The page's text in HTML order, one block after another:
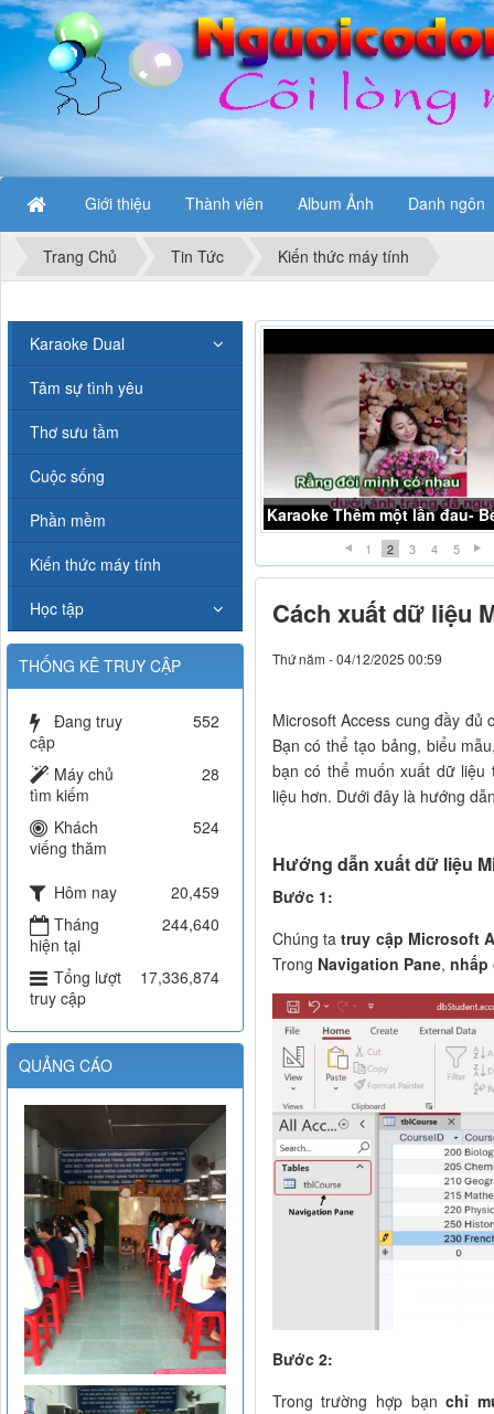
Giới thiệu Thành viên Album Ảnh Danh ngôn
Trang Chủ Tin Tức Kiến thức máy tính
Karaoke chợt khóc- Beat Midi
1 2 3 4 5
Cách xuất dữ liệu
Thứ năm - 04/12/2025 00:59
Microsoft Access cung đầy
Bạn có thể tạo bảng, biểu
bạn có thể muốn xuất dữ
liệu hơn. Dưới đây là hướng
Hướng dẫn xuất dữ liệu
Bước 1:
Chúng tatruy cập Microsoft
Trong Navigation Pane, nhấp
Bước 2:
Trong trường hợp bạnchỉ
Karaoke Dual
Tâm sự tình yêu
Thơ sưu tầm
Cuộc sống
Phần mềm
Kiến thức máy tính
Học tập
THỐNG KÊ TRUY CẬP
Đang truy
cập
552
Máy chủ
tìm kiếm
28
Khách
viếng thăm
524
Hôm nay
20,459
Tháng
hiện tại
244,640
Tổng lượt
truy cập
17,336,874
QUẢNG CÁO